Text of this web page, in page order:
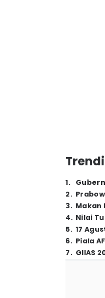
1.
2.
3. Makan
4. Nilai
5. 17
6. Piala
7. GIIAS